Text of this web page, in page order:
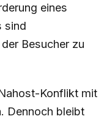
eines
sind
Besucher zu
Konflikt mit
Dennoch bleibt